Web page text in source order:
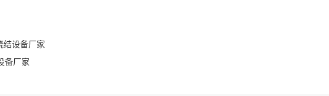
结设备厂家
备厂家